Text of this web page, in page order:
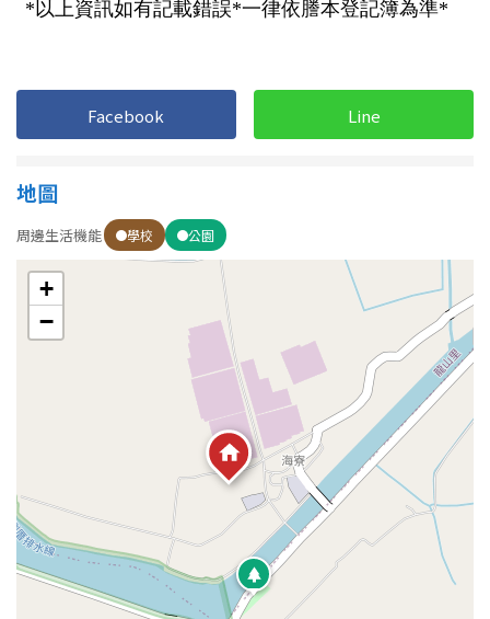
2房 3房
屋齡
5 年以下
10-20 年
30-40 年
售價
Facebook Line
地圖
周邊生活機能 學校 公園
+
−